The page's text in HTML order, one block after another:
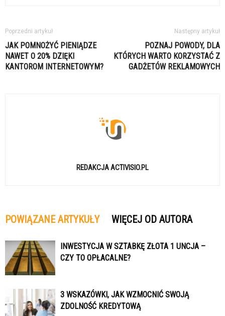
Poprzedni artykuł
JAK POMNOŻYĆ PIENIĄDZE
NAWET O 20% DZIĘKI
KANTOROM INTERNETOWYM?
Następny artykuł
POZNAJ POWODY, DLA
KTÓRYCH WARTO KORZYSTAĆ Z
GADŻETÓW REKLAMOWYCH
REDAKCJA ACTIVISIO.PL
POWIĄZANE ARTYKUŁY WIĘCEJ OD AUTORA
INWESTYCJA W SZTABKĘ ZŁOTA 1 UNCJA –
CZY TO OPŁACALNE?
3 WSKAZÓWKI, JAK WZMOCNIĆ SWOJĄ
ZDOLNOŚĆ KREDYTOWĄ